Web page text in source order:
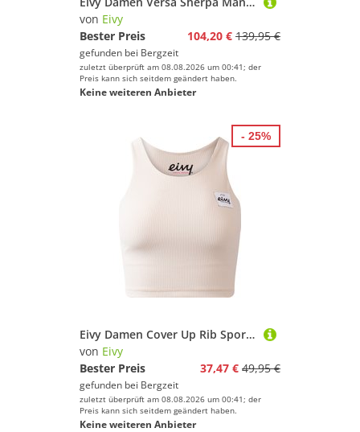
von Eivy
Bester Preis
104,20 € 139,95 €
gefunden bei Bergzeit
zuletzt überprüft am 08.08.2026 um 00:41; der
Preis kann sich seitdem geändert haben.
Keine weiteren Anbieter
Eivy Damen Cover Up Rib Sport BH
von Eivy
Bester Preis
37,47 € 49,95 €
gefunden bei Bergzeit
zuletzt überprüft am 08.08.2026 um 00:41; der
Preis kann sich seitdem geändert haben.
Keine weiteren Anbieter
- 25%